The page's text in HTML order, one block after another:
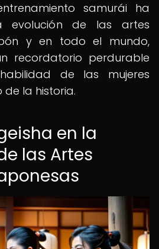
samurái ha
evolución de las artes
y en todo el mundo,
recordatorio perdurable
de las mujeres
la historia.
en la
las Artes